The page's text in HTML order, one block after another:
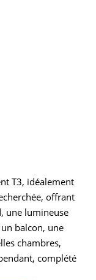
T3, idéalement
offrant
une lumineuse
un balcon, une
chambres,
complété